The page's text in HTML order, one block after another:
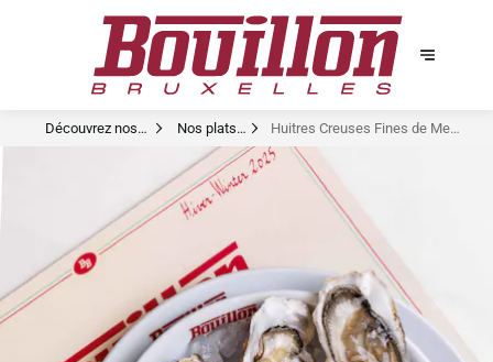
Découvrez nos
Nos plats
signatures
Huitres Creuses Fines de Mer
N°5 x5 Normandie